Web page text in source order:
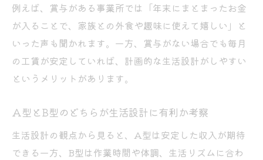
例えば、賞与がある事業所では「年末にまとまったお金
が入ることで、家族との外食や趣味に使えて嬉しい」と
いった声も聞かれます。一方、賞与がない場合でも毎月
の工賃が安定していれば、計画的な生活設計がしやすい
というメリットがあります。
A型とB型のどちらが生活設計に有利か考察
生活設計の観点から見ると、A型は安定した収入が期待
できる一方、B型は作業時間や体調、生活リズムに合わ